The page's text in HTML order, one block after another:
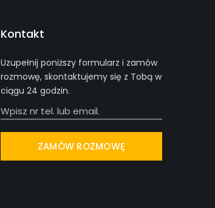
Kontakt
Uzupełnij poniższy formularz i zamów
rozmowę, skontaktujemy się z Tobą w
ciągu 24 godzin.